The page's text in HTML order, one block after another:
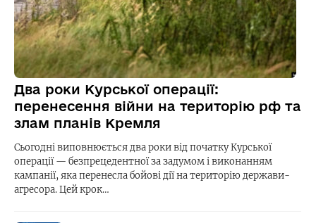
Два роки Курської операції:
перенесення війни на територію рф та
злам планів Кремля
Сьогодні виповнюється два роки від початку Курської
операції — безпрецедентної за задумом і виконанням
кампанії, яка перенесла бойові дії на територію держави-
агресора. Цей крок…